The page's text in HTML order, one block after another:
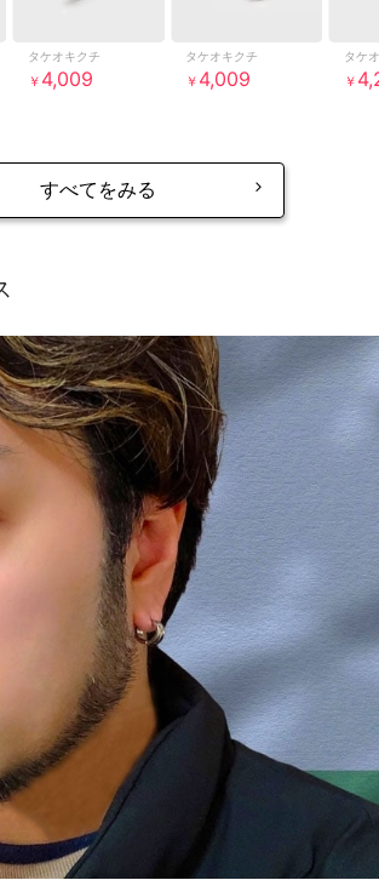
タケオキクチ
￥ 4,009
タケオキクチ
￥ 4,009
タケ
￥
すべてをみる